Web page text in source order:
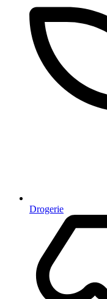
Drogerie